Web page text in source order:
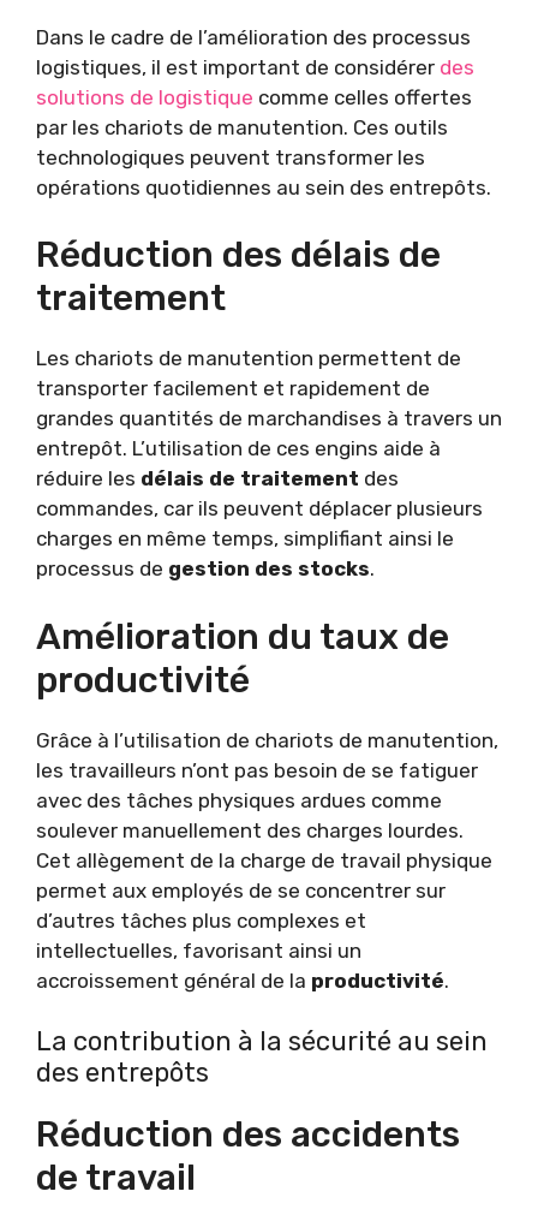
Dans le cadre de l’amélioration des processus
logistiques, il est important de considérer des
solutions de logistique comme celles offertes
par les chariots de manutention. Ces outils
technologiques peuvent transformer les
opérations quotidiennes au sein des entrepôts.
Réduction des délais de
traitement
Les chariots de manutention permettent de
transporter facilement et rapidement de
grandes quantités de marchandises à travers un
entrepôt. L’utilisation de ces engins aide à
réduire les délais de traitement des
commandes, car ils peuvent déplacer plusieurs
charges en même temps, simplifiant ainsi le
processus de gestion des stocks.
Amélioration du taux de
productivité
Grâce à l’utilisation de chariots de manutention,
les travailleurs n’ont pas besoin de se fatiguer
avec des tâches physiques ardues comme
soulever manuellement des charges lourdes.
Cet allègement de la charge de travail physique
permet aux employés de se concentrer sur
d’autres tâches plus complexes et
intellectuelles, favorisant ainsi un
accroissement général de la productivité.
La contribution à la sécurité au sein
des entrepôts
Réduction des accidents
de travail